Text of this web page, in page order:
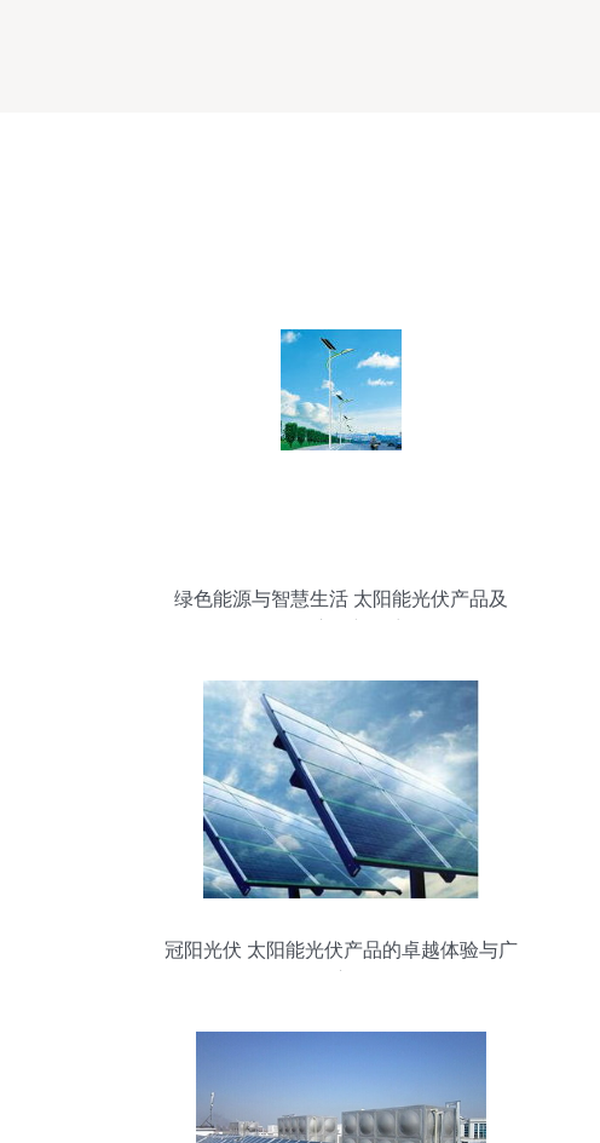
绿色能源与智慧生活 太阳能光伏产品及
冠阳光伏 太阳能光伏产品的卓越体验与广